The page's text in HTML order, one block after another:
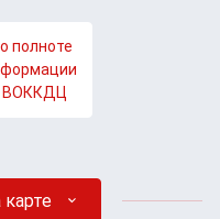
полноте
ВОККДЦ